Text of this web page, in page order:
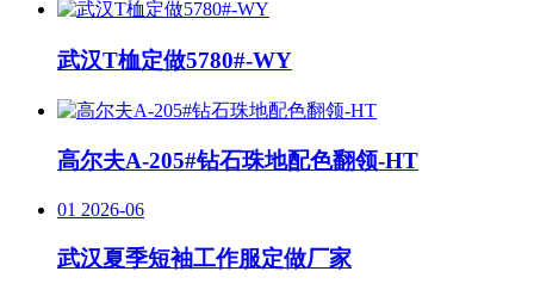
武汉T桖定做5780#-WY
高尔夫A-205#钻石珠地配色翻领-HT
01 2026-06
武汉夏季短袖工作服定做厂家